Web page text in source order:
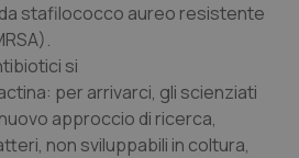
di Bolzano
di Trento
stafilococco aureo resistente
si
: per arrivarci, gli scienziati
approccio di ricerca,
non sviluppabili in coltura,